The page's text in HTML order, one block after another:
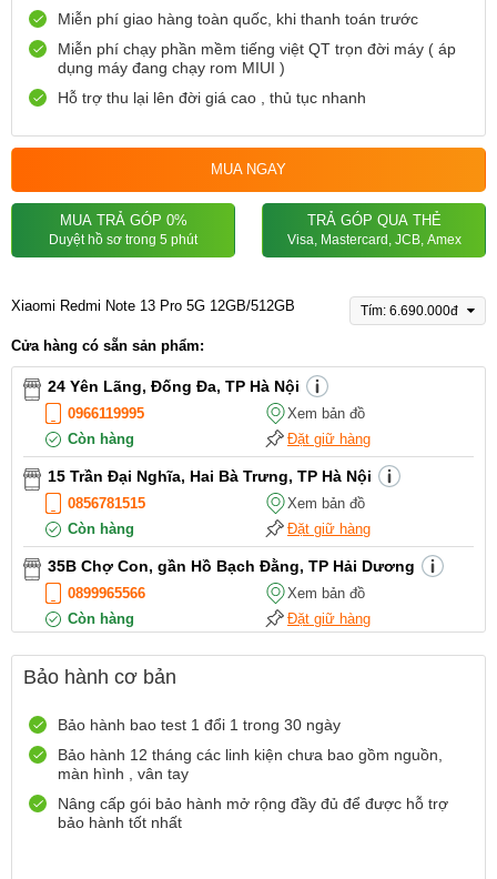
Miễn phí giao hàng toàn quốc, khi thanh toán trước
Miễn phí chạy phần mềm tiếng việt QT trọn đời máy ( áp
dụng máy đang chạy rom MIUI )
Hỗ trợ thu lại lên đời giá cao , thủ tục nhanh
MUA NGAY
MUA TRẢ GÓP 0%
Duyệt hồ sơ trong 5 phút
TRẢ GÓP QUA THẺ
Visa, Mastercard, JCB, Amex
Xiaomi Redmi Note 13 Pro 5G 12GB/512GB Tím: 6.690.000đ
Cửa hàng có sẵn sản phẩm:
24 Yên Lãng, Đống Đa, TP Hà Nội
0966119995
Xem bản đồ
Còn hàng
Đặt giữ hàng
15 Trần Đại Nghĩa, Hai Bà Trưng, TP Hà Nội
0856781515
Xem bản đồ
Còn hàng
Đặt giữ hàng
35B Chợ Con, gần Hồ Bạch Đằng, TP Hải Dương
0899965566
Xem bản đồ
Còn hàng
Đặt giữ hàng
12 Điện Biên Phủ, TP Hải Phòng
0916551212
Số 72 Trần Thành Ngọ,TP Hải Phòng
0888667272
Còn hàng
Đặt giữ hàng
Bảo hành cơ bản
Bảo hành bao test 1 đổi 1 trong 30 ngày
Bảo hành 12 tháng các linh kiện chưa bao gồm nguồn,
màn hình , vân tay
Nâng cấp gói bảo hành mở rộng đầy đủ để được hỗ trợ
bảo hành tốt nhất